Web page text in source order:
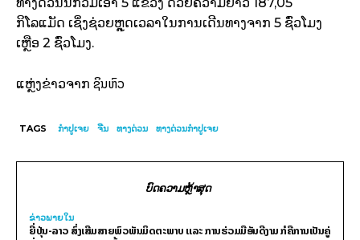
ກິໂລແມັດ ເຊິ່ງຊ່ວຍຫຼຸດເວລາໃນການເດີນທາງຈາກ 5 ຊົ່ວໂມງ
ເຫຼືອ 2 ຊົ່ວໂມງ.
ແຫຼ່ງຂ່າວຈາກ ຊິນຫົວ
TAGS ກຳປູເຈຍ ຈີນ ທາງດ່ວນ ທາງດ່ວນກຳປູເຈຍ
ບົດຄວາມຫຼ້າສຸດ
ຂ່າວພາຍ​ໃນ
ຍີ່ປຸ່ນ-ລາວ ສົ່ງເສີມສາຍພົວພັນມິດຕະພາບ ແລະ ການຮ່ວມມືອັນດີງາມ ກໍຄືການເປັນຄູ່